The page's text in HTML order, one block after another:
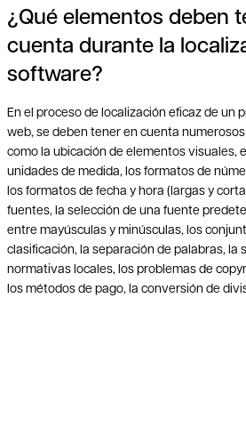
¿Qué elementos deben
cuenta durante la
software?
En el proceso de localización eficaz de un
web, se deben tener en cuenta
como la ubicación de elementos visuales,
unidades de medida, los formatos de
los formatos de fecha y hora (largas y
fuentes, la selección de una fuente
entre mayúsculas y minúsculas, los
clasificación, la separación de palabras, la
normativas locales, los problemas de
los métodos de pago, la conversión de